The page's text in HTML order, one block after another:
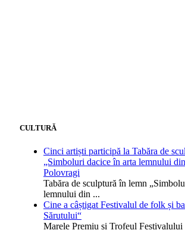
CULTURĂ
Cinci artiști participă la Tabăra de
„Simboluri dacice în arta lemnului
Polovragi
Tabăra de sculptură în lemn
lemnului din ...
Cine a câștigat Festivalul de folk și
Sărutului“
Marele Premiu și Trofeul Festivalului